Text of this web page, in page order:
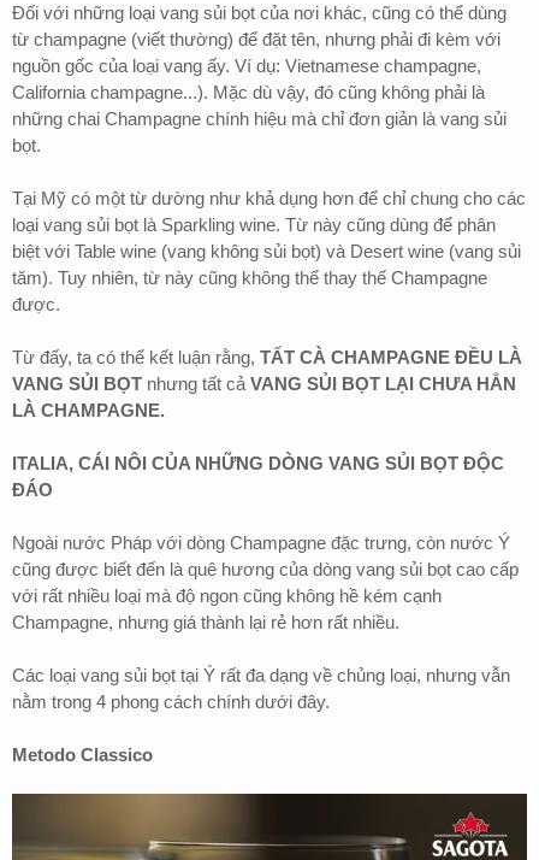
Đối với những loại vang sủi bọt của nơi khác, cũng có thể dùng
từ champagne (viết thường) để đặt tên, nhưng phải đi kèm với
nguồn gốc của loại vang ấy. Ví dụ: Vietnamese champagne,
California champagne...). Mặc dù vậy, đó cũng không phải là
những chai Champagne chính hiệu mà chỉ đơn giản là vang sủi
bọt.
Tại Mỹ có một từ dường như khả dụng hơn để chỉ chung cho các
loại vang sủi bọt là Sparkling wine. Từ này cũng dùng để phân
biệt với Table wine (vang không sủi bọt) và Desert wine (vang sủi
tăm). Tuy nhiên, từ này cũng không thể thay thế Champagne
được.
Từ đấy, ta có thể kết luận rằng, TẤT CÀ CHAMPAGNE ĐỀU LÀ
VANG SỦI BỌT nhưng tất cả VANG SỦI BỌT LẠI CHƯA HẲN
LÀ CHAMPAGNE.
ITALIA, CÁI NÔI CỦA NHỮNG DÒNG VANG SỦI BỌT ĐỘC
ĐÁO
Ngoài nước Pháp với dòng Champagne đặc trưng, còn nước Ý
cũng được biết đến là quê hương của dòng vang sủi bọt cao cấp
với rất nhiều loại mà độ ngon cũng không hề kém cạnh
Champagne, nhưng giá thành lại rẻ hơn rất nhiều.
Các loại vang sủi bọt tại Ý rất đa dạng về chủng loại, nhưng vẫn
nằm trong 4 phong cách chính dưới đây.
Metodo Classico